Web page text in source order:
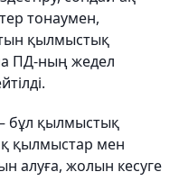
тонаумен,
қылмыстық
ПД-ның жедел
бұл қылмыстық
қылмыстар мен
алуға, жолын кесуге